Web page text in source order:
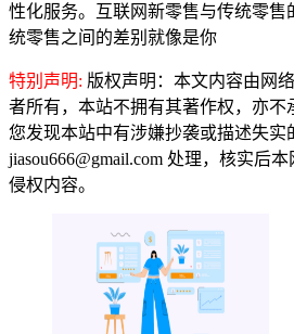
性化服务。互联网新零售与传统零售
统零售之间的差别就像是你
特别声明: 版权声明：本文内容由网
者所有，本站不拥有其著作权，亦不
您发现本站中有涉嫌抄袭或描述失实
jiasou666@gmail.com 处理，核实后
侵权内容。